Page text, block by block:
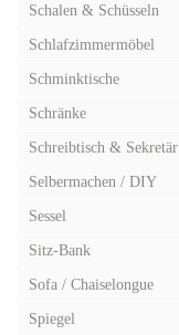
Schalen & Schüsseln
Schlafzimmermöbel
Schminktische
Schränke
Schreibtisch & Sekretär
Selbermachen / DIY
Sessel
Sitz-Bank
Sofa / Chaiselongue
Spiegel